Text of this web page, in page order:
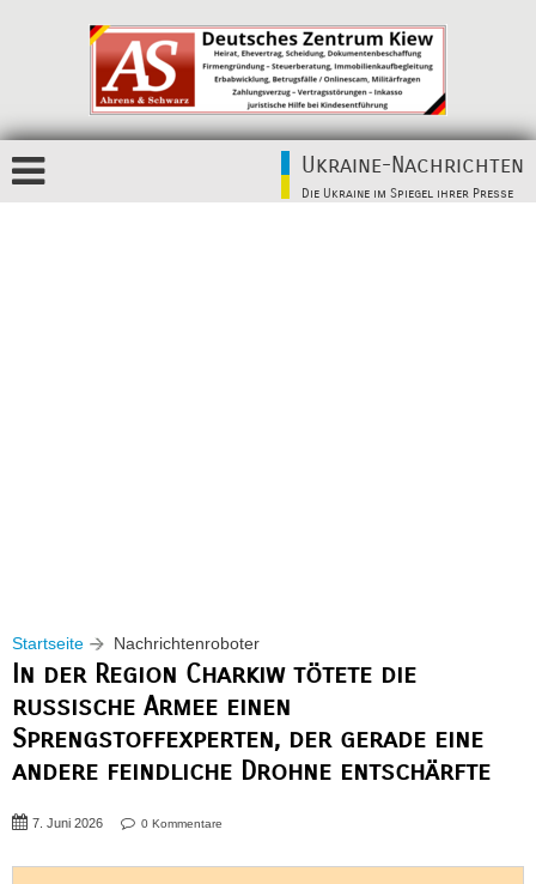
Ukraine-Nachrichten
Die Ukraine im Spiegel ihrer Presse
Startseite Nachrichtenroboter
In der Region Charkiw tötete die
russische Armee einen
Sprengstoffexperten, der gerade eine
andere feindliche Drohne entschärfte
7. Juni 2026 0 Kommentare